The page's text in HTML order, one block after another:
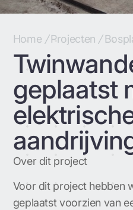
Home / Projecten /
geplaatst
Over dit project
Voor dit project hebben
geplaatst voorzien van